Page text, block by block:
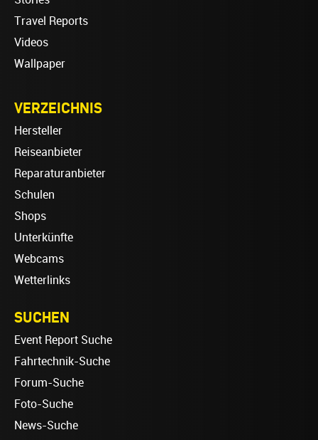
Travel Reports
Videos
Wallpaper
VERZEICHNIS
Hersteller
Reiseanbieter
Reparaturanbieter
Schulen
Shops
Unterkünfte
Webcams
Wetterlinks
SUCHEN
Event Report Suche
Fahrtechnik-Suche
Forum-Suche
Foto-Suche
News-Suche